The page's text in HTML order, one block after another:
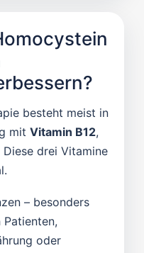
besteht meist in
mit Vitamin B12,
Diese drei Vitamine
– besonders
oder